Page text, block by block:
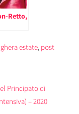
Retto,
estate, post
Principato di
– 2020